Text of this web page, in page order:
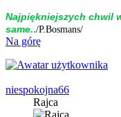
Naj­piękniej­szych chwil
same../P.Bosmans/
Na górę
niespokojna66
Rajca